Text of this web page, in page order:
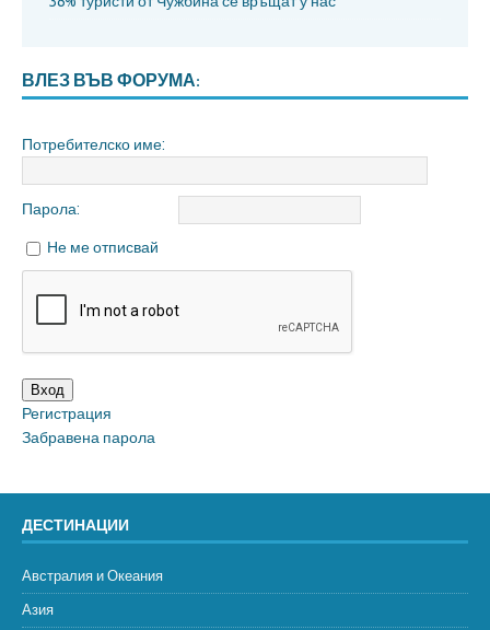
ВЛЕЗ ВЪВ ФОРУМА:
Потребителско име:
Парола:
Не ме отписвай
Вход
Регистрация
Забравена парола
ДЕСТИНАЦИИ
Австралия и Океания
Азия